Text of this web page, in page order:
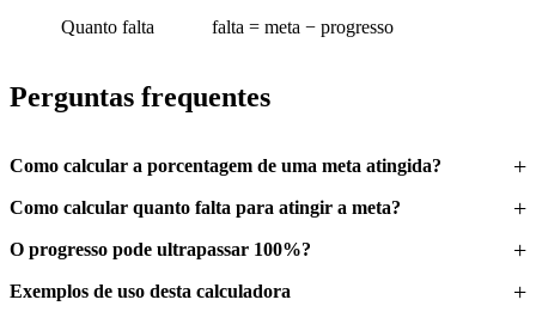
Quanto falta
falta = meta − progresso
Perguntas frequentes
Como calcular a porcentagem de uma meta atingida?
Como calcular quanto falta para atingir a meta?
O progresso pode ultrapassar 100%?
Exemplos de uso desta calculadora